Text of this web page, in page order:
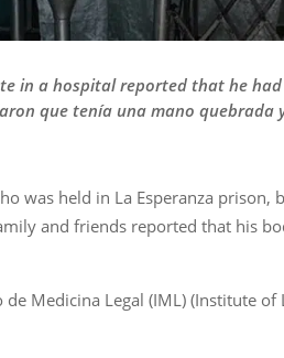
in a hospital reported that he
que tenía una mano quebrada
was held in La Esperanza
and friends reported that his
Medicina Legal (IML) (Institute